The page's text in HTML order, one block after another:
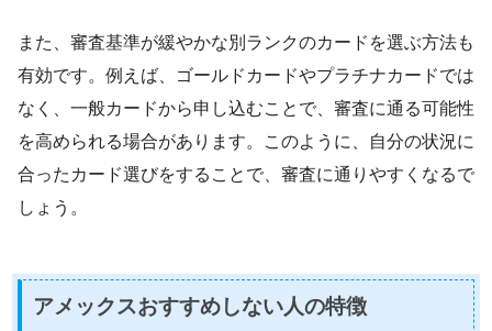
また、審査基準が緩やかな別ランクのカードを選ぶ方法も
有効です。例えば、ゴールドカードやプラチナカードでは
なく、一般カードから申し込むことで、審査に通る可能性
を高められる場合があります。このように、自分の状況に
合ったカード選びをすることで、審査に通りやすくなるで
しょう。
アメックスおすすめしない人の特徴